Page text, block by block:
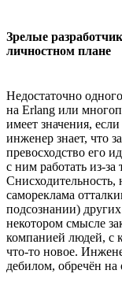
Зрелые
личностном плане
Недостаточно
на Erlang или
имеет значения,
инженер знает, что
превосходство его
с ним работать из-за
самореклама
подсознании)
некотором смысле
компанией людей, с
что-то новое.
дебилом, обречён на